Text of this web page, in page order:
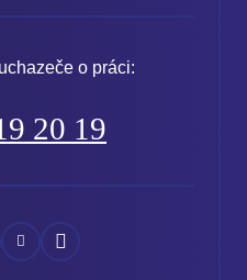
o práci:
20 19
Náš
YouTube
Náš
LinkedIn